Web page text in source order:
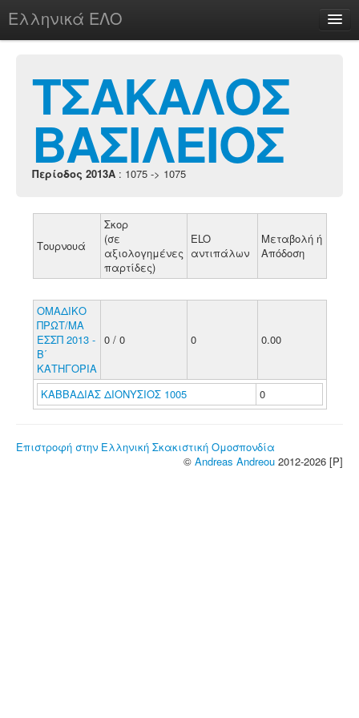
Ελληνικά ΕΛΟ
chesstu.be @ discord
Login
ΤΣΑΚΑΛΟΣ
ΒΑΣΙΛΕΙΟΣ
Περίοδος 2013A : 1075 -> 1075
Τουρνουά
Σκορ
(σε
αξιολογημένες
παρτίδες)
ELO
αντιπάλων
Μεταβολή ή
Απόδοση
ΟΜΑΔΙΚΟ
ΠΡΩΤ/ΜΑ
ΕΣΣΠ 2013 -
Β΄
ΚΑΤΗΓΟΡΙΑ
0 / 0 0 0.00
ΚΑΒΒΑΔΙΑΣ ΔΙΟΝΥΣΙΟΣ 1005 0
Επιστροφή στην Ελληνική Σκακιστική Ομοσπονδία
© Andreas Andreou 2012-2026 [P]